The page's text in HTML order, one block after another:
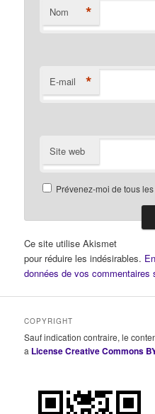
Nom *
E-mail *
Site web
Prévenez-moi de tous
Ce site utilise Akismet
pour réduire les indésirables.
données de vos commentaires
COPYRIGHT
Sauf indication contraire, le
a License Creative Commons